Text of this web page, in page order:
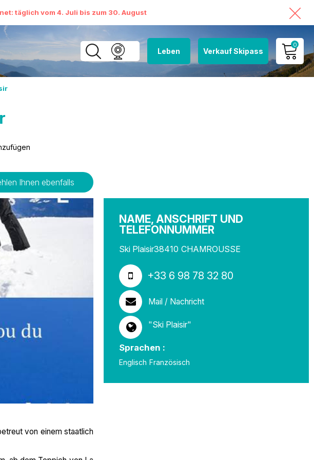
täglich vom 4. Juli bis zum 30. August
Leben Verkauf Skipass
0
MEIN KONTO
Ihnen ebenfalls
NAME, ANSCHRIFT UND
TELEFONNUMMER
Ski Plaisir38410 CHAMROUSSE
+33 6 98 78 32 80
Mail / Nachricht
"Ski Plaisir"
Sprachen :
Englisch Französisch
von einem staatlich